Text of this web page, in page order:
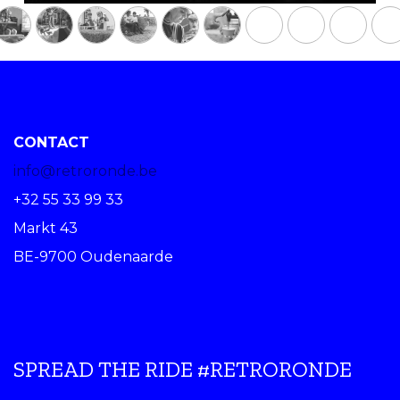
CONTACT
info@retroronde.be
+32 55 33 99 33
Markt 43
BE-9700 Oudenaarde
SPREAD THE RIDE #RETRORONDE